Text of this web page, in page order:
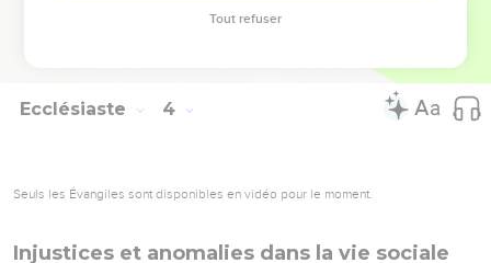
Et j'ai vu qu'il n'y a rien de mieux pour l'homme que de se
Ecclésiaste 4
Seuls les Évangiles sont disponibles en vidéo pour le moment.
Injustices et anomalies dans la vie sociale
Tout refuser